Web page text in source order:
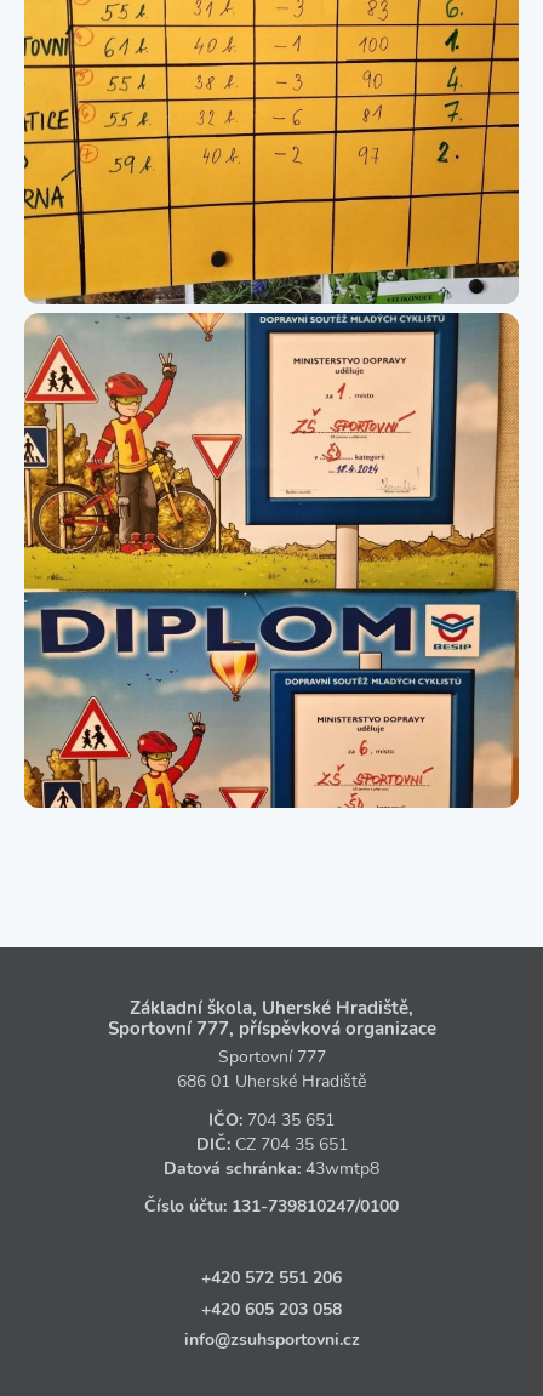
Základní škola, Uherské Hradiště,
Sportovní 777, příspěvková organizace
Sportovní 777
686 01 Uherské Hradiště
IČO: 704 35 651
DIČ: CZ 704 35 651
Datová schránka: 43wmtp8
Číslo účtu: 131‑739810247/0100
+420 572 551 206
+420 605 203 058
info@zsuhsportovni.cz